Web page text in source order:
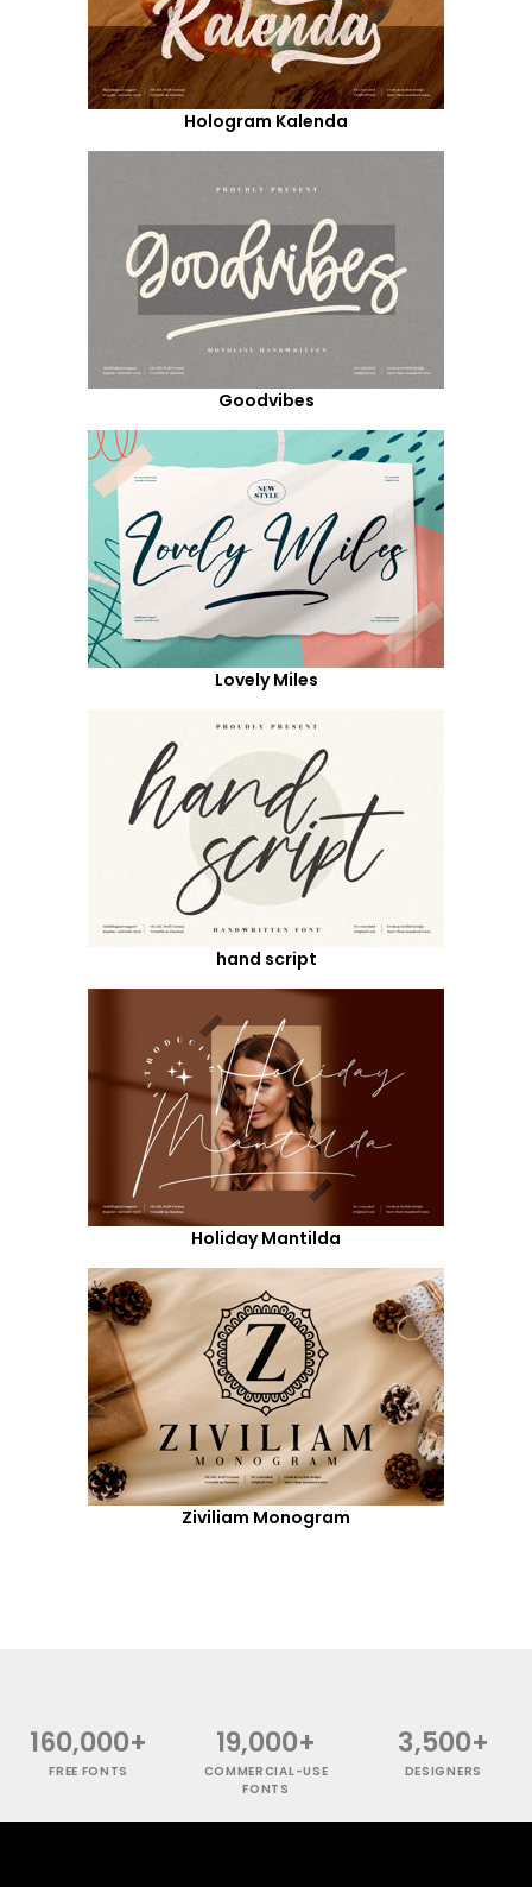
Hologram Kalenda
Goodvibes
Lovely Miles
hand script
Holiday Mantilda
Ziviliam Monogram
160,000+
FREE FONTS
19,000+
COMMERCIAL-USE
FONTS
3,500+
DESIGNERS